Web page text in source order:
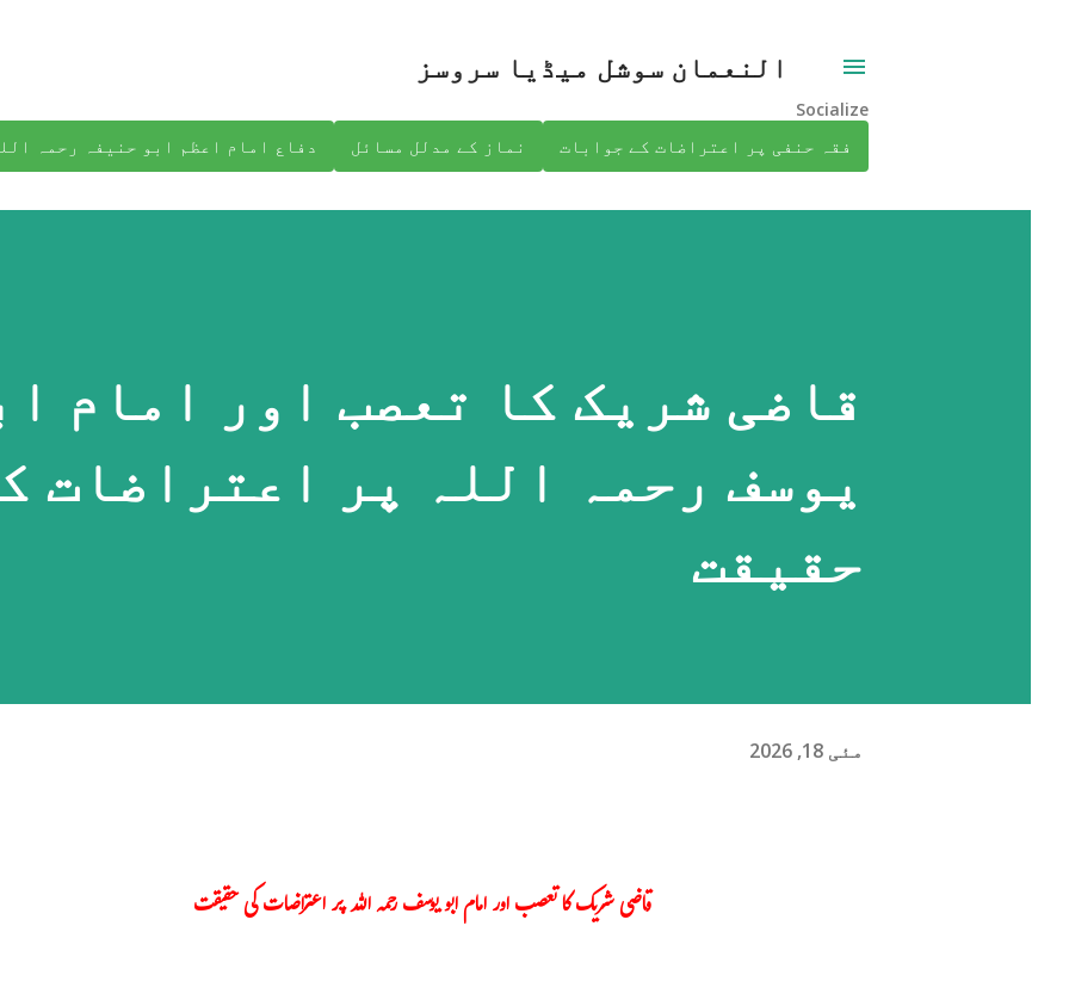
النعمان سوشل میڈیا سروسز
Socialize
فقہ حنفی پر اعتراضات کے جوابات
نماز کے مدلل مسائل دفاع امام اعظم ابو حنیفہ رحمہ
قاضی شریک کا تعصب اور امام
یوسف رحمہ اللہ پر اعتراضات
حقیقت
مئی 18, 2026
قاضی شریک کا تعصب اور امام ابو یوسف رحمہ اللہ پر اعتراضات کی حقیقت